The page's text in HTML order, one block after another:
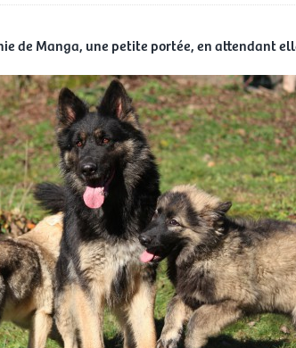
Manga
de Manga, une petite portée, en attendant